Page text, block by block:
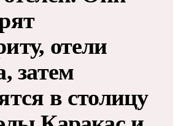
отели
затем
в столицу